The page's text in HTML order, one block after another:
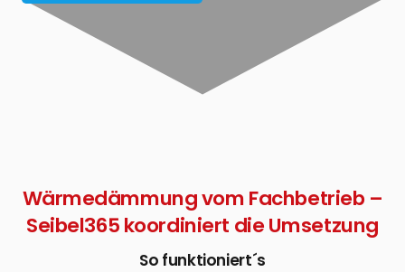
Wärmedämmung vom Fachbetrieb –
Seibel365 koordiniert die Umsetzung
So funktioniert´s